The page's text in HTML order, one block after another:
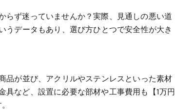
らず迷っていませんか？実際、見通しの悪い道
データもあり、選び方ひとつで安全性が大き
品が並び、アクリルやステンレスといった素材
など、設置に必要な部材や工事費用も【1万円